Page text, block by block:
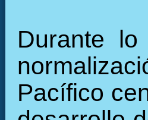
Durante
Pacífico